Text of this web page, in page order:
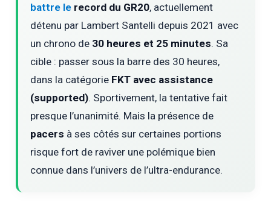
battre le record du GR20, actuellement
détenu par Lambert Santelli depuis 2021 avec
un chrono de 30 heures et 25 minutes. Sa
cible : passer sous la barre des 30 heures,
dans la catégorie FKT avec assistance
(supported). Sportivement, la tentative fait
presque l’unanimité. Mais la présence de
pacers à ses côtés sur certaines portions
risque fort de raviver une polémique bien
connue dans l’univers de l’ultra-endurance.